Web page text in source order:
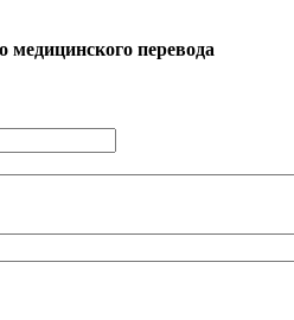
медицинского перевода